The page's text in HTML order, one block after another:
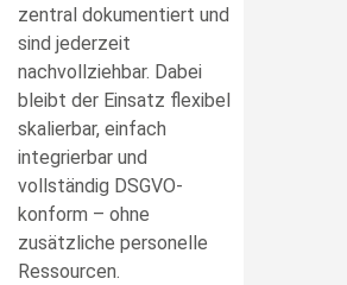
zentral dokumentiert und
sind jederzeit
nachvollziehbar. Dabei
bleibt der Einsatz flexibel
skalierbar, einfach
integrierbar und
vollständig DSGVO-
konform – ohne
zusätzliche personelle
Ressourcen.